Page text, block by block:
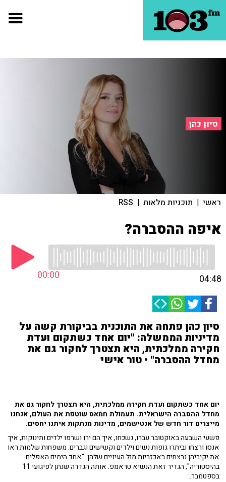
סיון כהן
ראשי | תוכניות מלאות |
RSS
איפה ההסברה?
00:00 04:48
סיון כהן פתחה את התוכנית בביקורת קשה על
מדיניות הממשלה: "יום אחד כשתקום ועדת
חקירה ממלכתית, היא תצטרך לחקור גם את
מחדל ההסברה" • טור אישי
יום אחד כשתקום ועדת חקירה ממלכתית, היא תצטרך לחקור גם את
מחדל ההסברה הישראלית. תעמולת חמאס שוטפת את העולם, אנחנו
מייצרים דור חדש של אנטישמים, מדינות מנתקות איתנו יחסים.
‏פשעי השבעה באוקטובר עברו, נשכחו, איך הם ירו ושרפו ילדים ותינוקות, איך
אנסו ורצחו וביתרו גופות נשים וילדים וקשישים וגברים. משפחות שלמות ראו
את יקיריהן נרצחים באכזריות מול העיניים שלהן. "אחד הימים האפלים
בהיסטוריה", הגדיר זאת הנשיא טראמפ. אותה הגדרה שנתן לפיגועי 11
בספטמבר.